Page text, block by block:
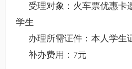
受理对象：火车票优惠卡
学生
办理所需证件：本人学生
补办费用：7元